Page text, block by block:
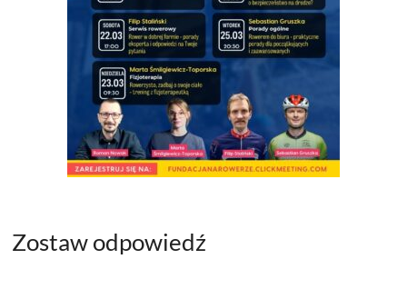
Zostaw odpowiedź